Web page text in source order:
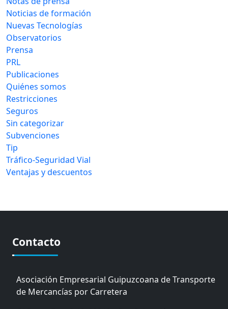
Noticias de formación
Nuevas Tecnologías
Observatorios
Prensa
PRL
Publicaciones
Quiénes somos
Restricciones
Seguros
Sin categorizar
Subvenciones
Tip
Tráfico-Seguridad Vial
Ventajas y descuentos
Contacto
Asociación Empresarial Guipuzcoana de Transporte
de Mercancías por Carretera